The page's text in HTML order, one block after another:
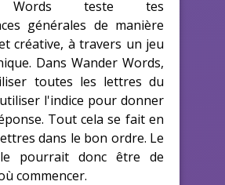
Words teste tes
générales de manière
créative, à travers un jeu
Dans Wander Words,
toutes les lettres du
l'indice pour donner
Tout cela se fait en
dans le bon ordre. Le
pourrait donc être de
commencer.